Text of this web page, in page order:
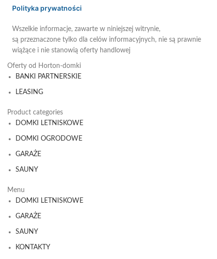
Polityka prywatności
Wszelkie informacje, zawarte w niniejszej witrynie,
są przeznaczone tylko dla celów informacyjnych, nie są prawnie
wiążące i nie stanowią oferty handlowej
Oferty od Horton-domki
BANKI PARTNERSKIE
LEASING
Product categories
DOMKI LETNISKOWE
DOMKI OGRODOWE
GARAŻE
SAUNY
Menu
DOMKI LETNISKOWE
GARAŻE
SAUNY
KONTAKTY